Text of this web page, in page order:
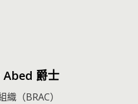
爵士
（BRAC）